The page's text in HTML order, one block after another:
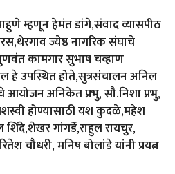
म्हणून हेमंत डांगे,संवाद व्यासपीठ
ज्येष्ठ नागरिक संघाचे
कामगार सुभाष चव्हाण
हे उपस्थित होते,सुत्रसंचालन अनिल
आयोजन अनिकेत प्रभु, सौ.निशा प्रभु,
होण्यासाठी यश कुदळे,महेश
गांगर्डे,राहुल रायचुर,
चौधरी, मनिष बोलांडे यांनी प्रयत्न